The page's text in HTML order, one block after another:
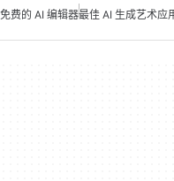
免费的 AI 编辑器最佳 AI 生成艺术应